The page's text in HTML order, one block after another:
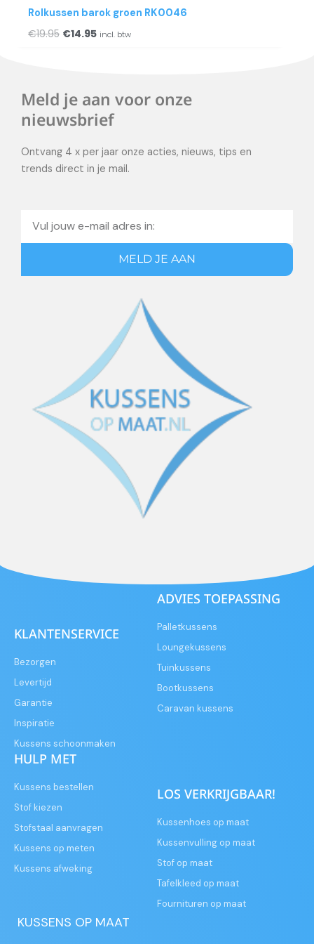
Rolkussen barok groen RK0046
€19.95 €14.95 incl. btw
Meld je aan voor onze
nieuwsbrief
Ontvang 4 x per jaar onze acties, nieuws, tips en
trends direct in je mail.
MELD JE AAN
KLANTENSERVICE
Bezorgen
Levertijd
Garantie
Inspiratie
Kussens schoonmaken
ADVIES TOEPASSING
Palletkussens
Loungekussens
Tuinkussens
Bootkussens
Caravan kussens
HULP MET
Kussens bestellen
Stof kiezen
Stofstaal aanvragen
Kussens op meten
Kussens afweking
LOS VERKRIJGBAAR!
Kussenhoes op maat
Kussenvulling op maat
Stof op maat
Tafelkleed op maat
Fournituren op maat
KUSSENS OP MAAT